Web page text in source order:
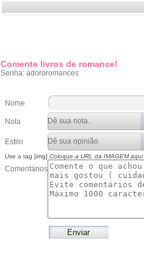
Comente livros de romance!
Senha: adororomances
Nome
Nota
Estilo
Use a tag [img] Coloque a URL da IMAGEM aqui
Comentários